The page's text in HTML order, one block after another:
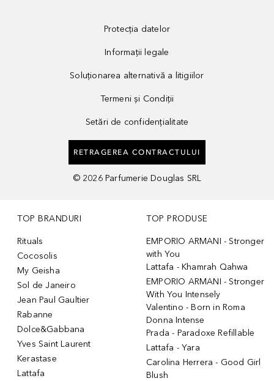
Protecția datelor
Informații legale
Soluționarea alternativă a litigiilor
Termeni și Condiții
Setări de confidențialitate
RETRAGEREA CONTRACTULUI
© 2026 Parfumerie Douglas SRL
TOP BRANDURI
Rituals
Cocosolis
My Geisha
Sol de Janeiro
Jean Paul Gaultier
Rabanne
Dolce&Gabbana
Yves Saint Laurent
Kerastase
Lattafa
TOP PRODUSE
EMPORIO ARMANI - Stronger
with You
Lattafa - Khamrah Qahwa
EMPORIO ARMANI - Stronger
With You Intensely
Valentino - Born in Roma
Donna Intense
Prada - Paradoxe Refillable
Lattafa - Yara
Carolina Herrera - Good Girl
Blush